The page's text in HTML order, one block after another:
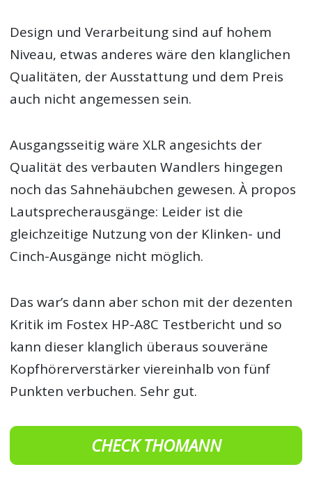
Design und Verarbeitung sind auf hohem
Niveau, etwas anderes wäre den klanglichen
Qualitäten, der Ausstattung und dem Preis
auch nicht angemessen sein.
Ausgangsseitig wäre XLR angesichts der
Qualität des verbauten Wandlers hingegen
noch das Sahnehäubchen gewesen. À propos
Lautsprecherausgänge: Leider ist die
gleichzeitige Nutzung von der Klinken- und
Cinch-Ausgänge nicht möglich.
Das war’s dann aber schon mit der dezenten
Kritik im Fostex HP-A8C Testbericht und so
kann dieser klanglich überaus souveräne
Kopfhörerverstärker viereinhalb von fünf
Punkten verbuchen. Sehr gut.
CHECK THOMANN